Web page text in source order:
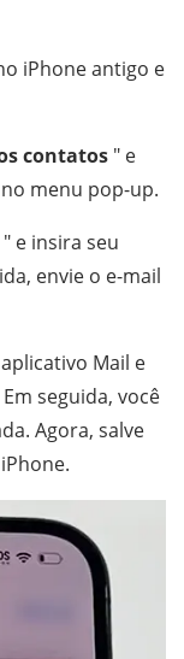
iPhone antigo e
contatos " e
menu pop-up.
" e insira seu
envie o e-mail
Mail e
seguida, você
Agora, salve